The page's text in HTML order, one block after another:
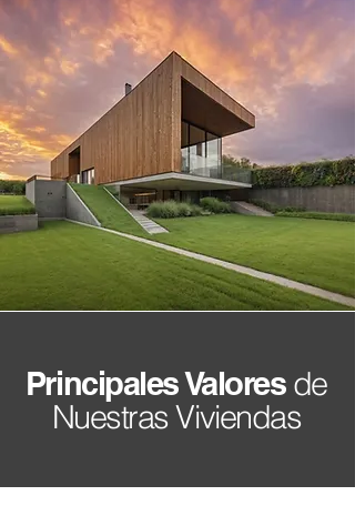
Principales Valores de
Nuestras Viviendas